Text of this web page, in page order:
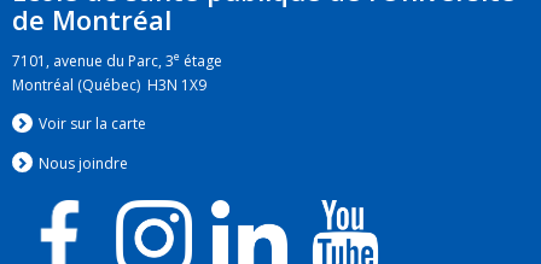
de Montréal
7101, avenue du Parc, 3e étage
Montréal (Québec) H3N 1X9
Voir sur la carte
Nous joindre